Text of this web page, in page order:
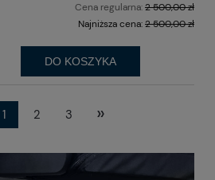
Cena regularna:2 500,00 zł
Najniższa cena:2 500,00 zł
DO KOSZYKA
1 2 3 »